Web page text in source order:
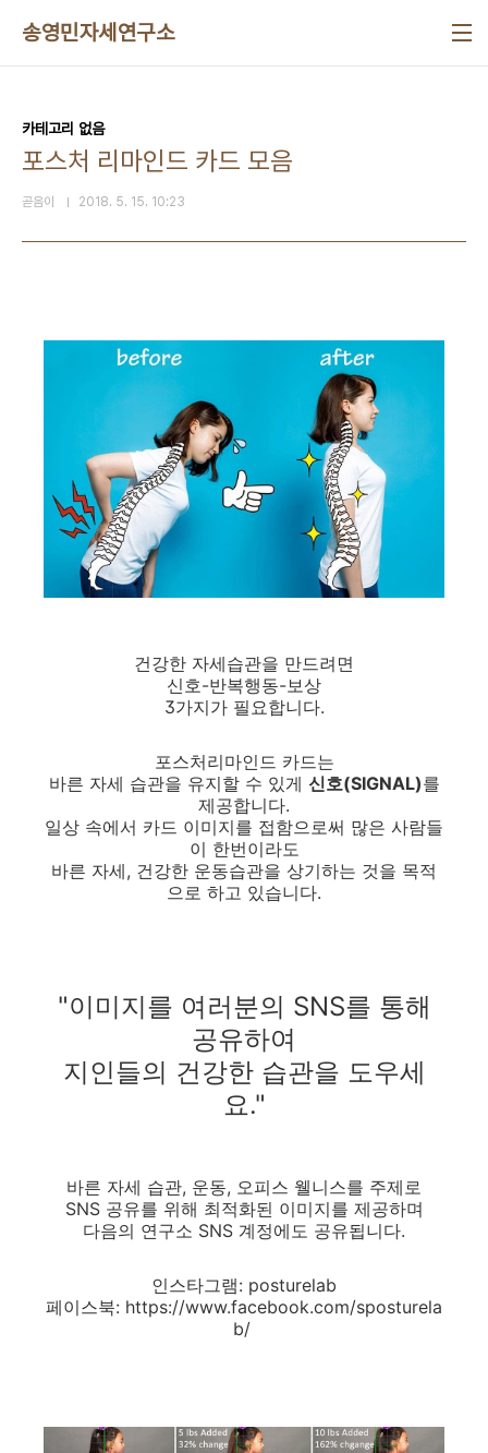
송영민자세연구소
카테고리 없음
포스처 리마인드 카드 모음
곧음이 2018. 5. 15. 10:23
건강한 자세습관을 만드려면
신호-반복행동-보상
3가지가 필요합니다.
포스처리마인드 카드는
바른 자세 습관을 유지할 수 있게 신호(SIGNAL)를
제공합니다.
일상 속에서 카드 이미지를 접함으로써 많은 사람들
이 한번이라도
바른 자세, 건강한 운동습관을 상기하는 것을 목적
으로 하고 있습니다.
"이미지를 여러분의 SNS를 통해
공유하여
지인들의 건강한 습관을 도우세
요."
바른 자세 습관, 운동, 오피스 웰니스를 주제로
SNS 공유를 위해 최적화된 이미지를 제공하며
다음의 연구소 SNS 계정에도 공유됩니다.
인스타그램: posturelab
페이스북: https://www.facebook.com/sposturela
b/